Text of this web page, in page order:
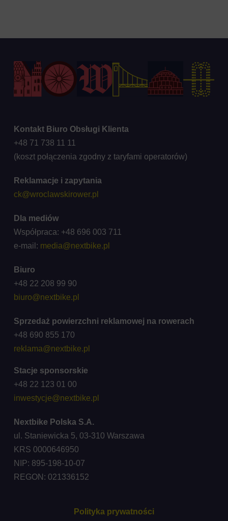
Kontakt Biuro Obsługi Klienta
+48 71 738 11 11
(koszt połączenia zgodny z taryfami operatorów)
Reklamacje i zapytania
ck@wroclawskirower.pl
Dla mediów
Współpraca: +48 696 003 711
e-mail: media@nextbike.pl
Biuro
+48 22 208 99 90
biuro@nextbike.pl
Sprzedaż powierzchni reklamowej na rowerach
+48 690 855 170
reklama@nextbike.pl
Stacje sponsorskie
+48 22 123 01 00
inwestycje@nextbike.pl
Nextbike Polska S.A.
ul. Staniewicka 5, 03-310 Warszawa
KRS 0000646950
NIP: 895-198-10-07
REGON: 021336152
Polityka prywatności